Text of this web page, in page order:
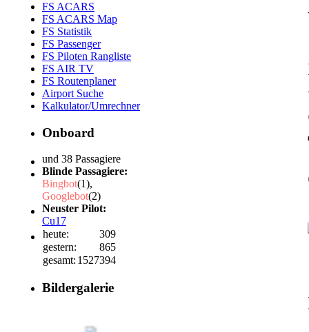
FS ACARS
FS ACARS Map
FS Statistik
FS Passenger
FS Piloten Rangliste
FS AIR TV
FS Routenplaner
Airport Suche
Kalkulator/Umrechner
Onboard
und 38 Passagiere
Blinde Passagiere:
Bingbot(1),
Googlebot(2)
Neuster Pilot:
Cu17
heute:
309
gestern:
865
gesamt: 1527394
Bildergalerie